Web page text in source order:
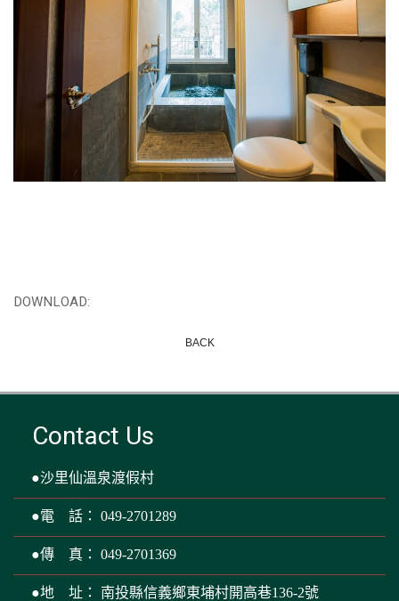
DOWNLOAD:
BACK
Contact Us
●沙里仙溫泉渡假村
●電 話： 049-2701289
●傳 真： 049-2701369
●地 址： 南投縣信義鄉東埔村開高巷136-2號